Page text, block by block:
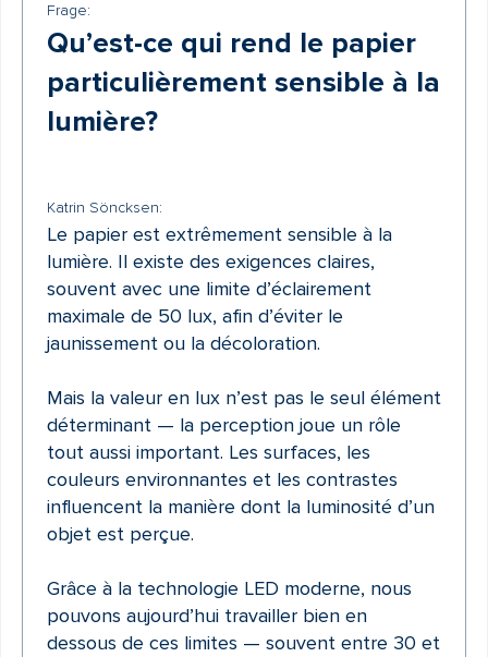
Frage:
Qu’est-ce qui rend le papier
particulièrement sensible à la
lumière?
Katrin Söncksen:
Le papier est extrêmement sensible à la
lumière. Il existe des exigences claires,
souvent avec une limite d’éclairement
maximale de 50 lux, afin d’éviter le
jaunissement ou la décoloration.
Mais la valeur en lux n’est pas le seul élément
déterminant — la perception joue un rôle
tout aussi important. Les surfaces, les
couleurs environnantes et les contrastes
influencent la manière dont la luminosité d’un
objet est perçue.
Grâce à la technologie LED moderne, nous
pouvons aujourd’hui travailler bien en
dessous de ces limites — souvent entre 30 et